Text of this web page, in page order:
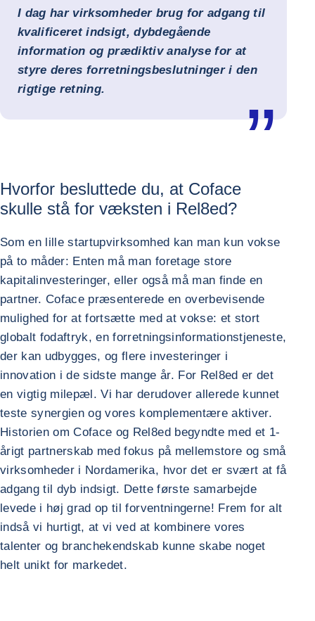
I dag har virksomheder brug for adgang til
kvalificeret indsigt, dybdegående
information og prædiktiv analyse for at
styre deres forretningsbeslutninger i den
rigtige retning.
Hvorfor besluttede du, at Coface
skulle stå for væksten i Rel8ed?
Som en lille startupvirksomhed kan man kun vokse
på to måder: Enten må man foretage store
kapitalinvesteringer, eller også må man finde en
partner. Coface præsenterede en overbevisende
mulighed for at fortsætte med at vokse: et stort
globalt fodaftryk, en forretningsinformationstjeneste,
der kan udbygges, og flere investeringer i
innovation i de sidste mange år. For Rel8ed er det
en vigtig milepæl. Vi har derudover allerede kunnet
teste synergien og vores komplementære aktiver.
Historien om Coface og Rel8ed begyndte med et 1-
årigt partnerskab med fokus på mellemstore og små
virksomheder i Nordamerika, hvor det er svært at få
adgang til dyb indsigt. Dette første samarbejde
levede i høj grad op til forventningerne! Frem for alt
indså vi hurtigt, at vi ved at kombinere vores
talenter og branchekendskab kunne skabe noget
helt unikt for markedet.